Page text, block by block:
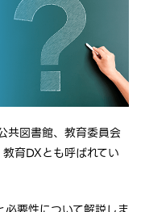
共図書館、教育委員会
育DXとも呼ばれてい